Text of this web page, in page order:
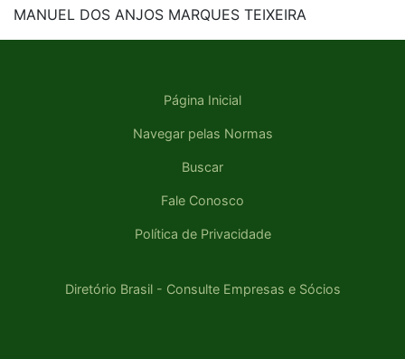
MANUEL DOS ANJOS MARQUES TEIXEIRA
Página Inicial
Navegar pelas Normas
Buscar
Fale Conosco
Política de Privacidade
Diretório Brasil - Consulte Empresas e Sócios